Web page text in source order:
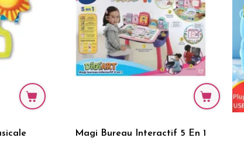
Magi Bureau Interactif 5 En 1